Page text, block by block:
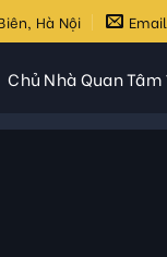
Hà Nội Email
Chủ Nhà Quan Tâm